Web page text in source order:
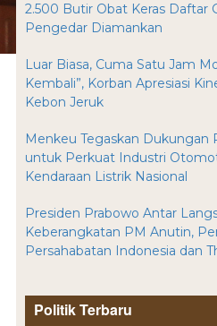
2.500 Butir Obat Keras Daftar
Pengedar Diamankan
Luar Biasa, Cuma Satu Jam
Kembali”, Korban Apresiasi
Kebon Jeruk
Menkeu Tegaskan Dukungan
untuk Perkuat Industri
Kendaraan Listrik Nasional
Presiden Prabowo Antar
Keberangkatan PM Anutin,
Persahabatan Indonesia dan
Politik Terbaru